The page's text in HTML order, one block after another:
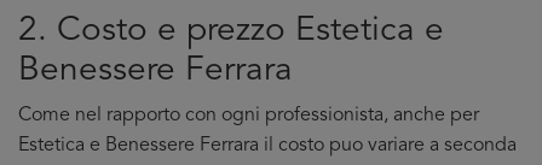
2. Costo e prezzo Estetica e
Benessere Ferrara
Come nel rapporto con ogni professionista, anche per
Estetica e Benessere Ferrara il costo puo variare a seconda